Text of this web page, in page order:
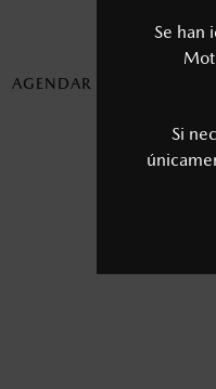
Se han
Si
AGENDAR UNA CITA